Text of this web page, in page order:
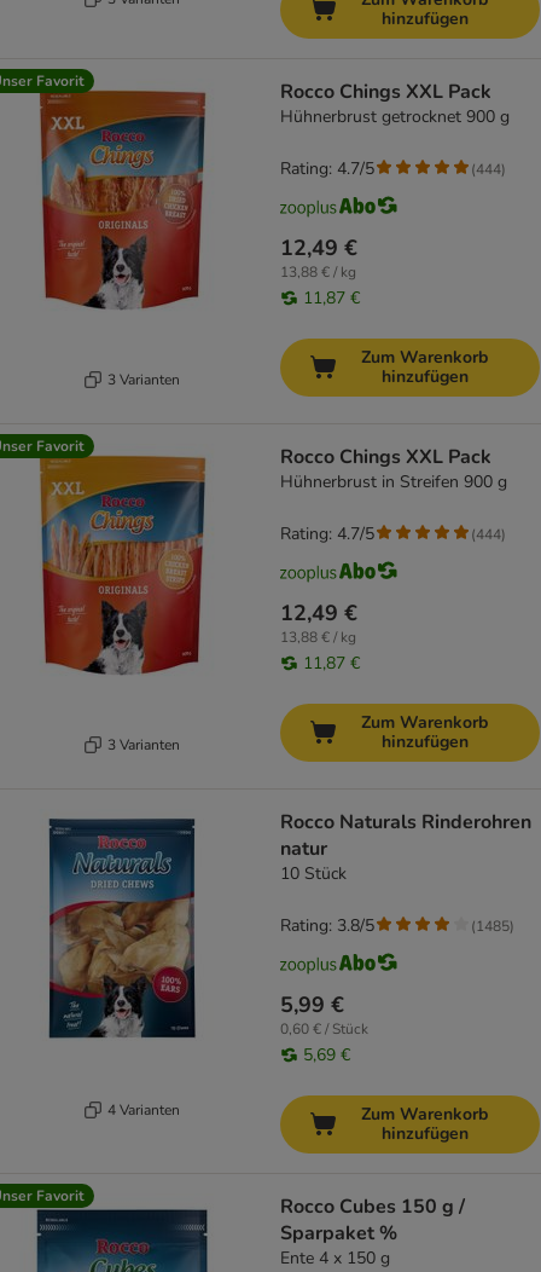
hinzufügen
Favorit
3 Varianten
Rocco Chings XXL Pack
Hühnerbrust getrocknet 900 g
12,49 €
13,88 € / kg
11,87 €
Rating: 4.7/5 (444)
Zum Warenkorb
hinzufügen
Favorit
3 Varianten
Rocco Chings XXL Pack
Hühnerbrust in Streifen 900 g
12,49 €
13,88 € / kg
11,87 €
Rating: 4.7/5 (444)
Zum Warenkorb
hinzufügen
4 Varianten
Rocco Naturals Rinderohren
natur
10 Stück
5,99 €
0,60 € / Stück
5,69 €
Rating: 3.8/5 (1485)
Zum Warenkorb
hinzufügen
Favorit
Rocco Cubes 150 g /
Sparpaket %
Ente 4 x 150 g